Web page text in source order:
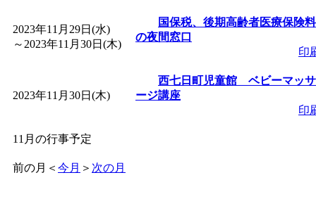
2023年11月29日(水)
～ 2023年11月30日(木)
国保税、後期高齢者医療保険料
の夜間窓口
印
2023年11月30日(木)
西七日町児童館 ベビーマッサ
ージ講座
印
11月の行事予定
前の月 ＜ 今月 ＞ 次の月